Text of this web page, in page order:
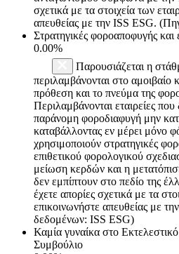
σχετικά με τα στοιχεία των
απευθείας με την ISS ESG.
Στρατηγικές φοροαποφυγής και
0.00%
Παρουσιάζεται η
περιλαμβάνονται στο αμοιβαίο
πρόθεση και το πνεύμα της
Περιλαμβάνονται εταιρείες
παράνομη φοροδιαφυγή μην
καταβάλλοντας εν μέρει μόνο
χρησιμοποιούν στρατηγικές
επιθετικού φορολογικού
μείωση κερδών και η
δεν εμπίπτουν στο πεδίο της
έχετε απορίες σχετικά με τα
επικοινωνήστε απευθείας με
δεδομένων: ISS ESG)
Καμία γυναίκα στο
Συμβούλιο